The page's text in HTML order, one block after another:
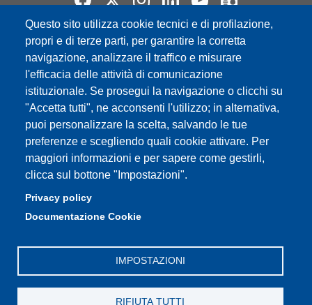
Questo sito utilizza cookie tecnici e di profilazione,
propri e di terze parti, per garantire la corretta
navigazione, analizzare il traffico e misurare
l'efficacia delle attività di comunicazione
istituzionale. Se prosegui la navigazione o clicchi su
"Accetta tutti", ne acconsenti l'utilizzo; in alternativa,
puoi personalizzare la scelta, salvando le tue
preferenze e scegliendo quali cookie attivare. Per
maggiori informazioni e per sapere come gestirli,
clicca sul bottone "Impostazioni".
Privacy policy
Documentazione Cookie
IMPOSTAZIONI
RIFIUTA TUTTI
Partita IVA: 00427620364
e-mail: urp@unimore.it
PEC: primo contatto: urp@pec.unimore.it
Indirizzo ReGIndE per notifica Atti Processuali:
direzionelegale@pec.unimore.it
Sede di Modena: Via Università 4, 41121 Modena, Tel. 059
2056511 - Fax 059 245156
Sede di Reggio Emilia : Viale A. Allegri 9, 42121 Reggio
Emilia, Tel. 0522 523041 - Fax 0522 523045